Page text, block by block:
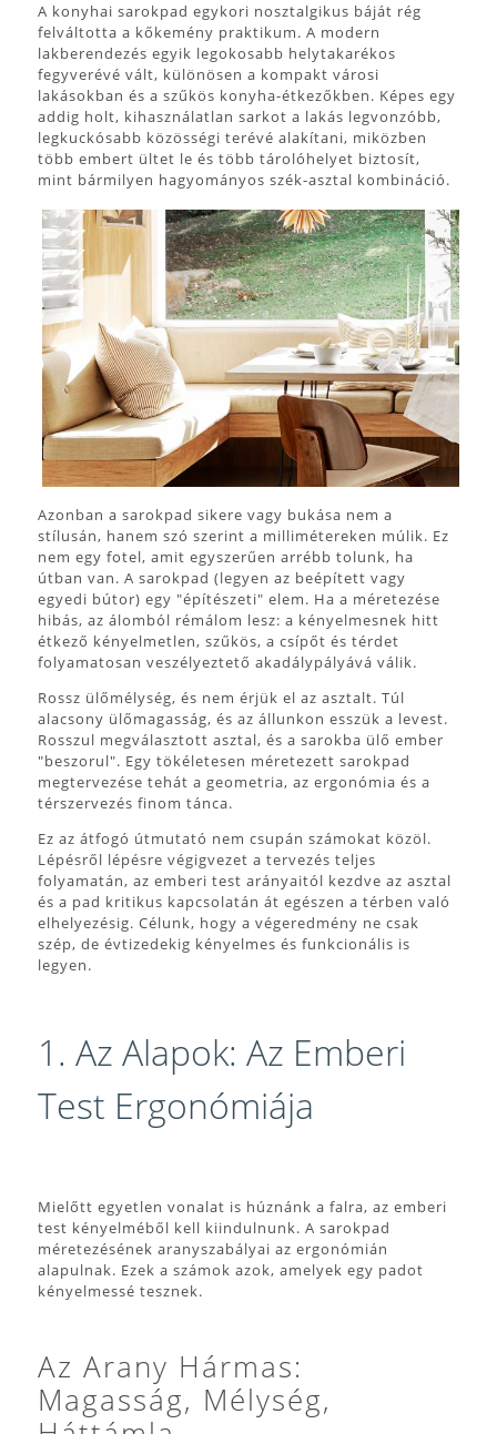
A konyhai sarokpad egykori nosztalgikus báját rég
felváltotta a kőkemény praktikum. A modern
lakberendezés egyik legokosabb helytakarékos
fegyverévé vált, különösen a kompakt városi
lakásokban és a szűkös konyha-étkezőkben. Képes egy
addig holt, kihasználatlan sarkot a lakás legvonzóbb,
legkuckósabb közösségi terévé alakítani, miközben
több embert ültet le és több tárolóhelyet biztosít,
mint bármilyen hagyományos szék-asztal kombináció.
Azonban a sarokpad sikere vagy bukása nem a
stílusán, hanem szó szerint a millimétereken múlik. Ez
nem egy fotel, amit egyszerűen arrébb tolunk, ha
útban van. A sarokpad (legyen az beépített vagy
egyedi bútor) egy "építészeti" elem. Ha a méretezése
hibás, az álomból rémálom lesz: a kényelmesnek hitt
étkező kényelmetlen, szűkös, a csípőt és térdet
folyamatosan veszélyeztető akadálypályává válik.
Rossz ülőmélység, és nem érjük el az asztalt. Túl
alacsony ülőmagasság, és az állunkon esszük a levest.
Rosszul megválasztott asztal, és a sarokba ülő ember
"beszorul". Egy tökéletesen méretezett sarokpad
megtervezése tehát a geometria, az ergonómia és a
térszervezés finom tánca.
Ez az átfogó útmutató nem csupán számokat közöl.
Lépésről lépésre végigvezet a tervezés teljes
folyamatán, az emberi test arányaitól kezdve az asztal
és a pad kritikus kapcsolatán át egészen a térben való
elhelyezésig. Célunk, hogy a végeredmény ne csak
szép, de évtizedekig kényelmes és funkcionális is
legyen.
1. Az Alapok: Az Emberi
Test Ergonómiája
Mielőtt egyetlen vonalat is húznánk a falra, az emberi
test kényelméből kell kiindulnunk. A sarokpad
méretezésének aranyszabályai az ergonómián
alapulnak. Ezek a számok azok, amelyek egy padot
kényelmessé tesznek.
Az Arany Hármas:
Magasság, Mélység,